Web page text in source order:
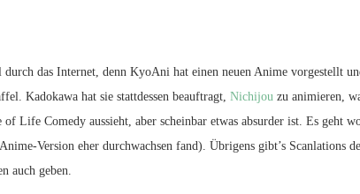
das Internet, denn KyoAni hat einen neuen Anime vorgestellt
Kadokawa hat sie stattdessen beauftragt, Nichijou zu animieren,
Life Comedy aussieht, aber scheinbar etwas absurder ist. Es geht
Version eher durchwachsen fand). Übrigens gibt’s Scanlations
auch geben.